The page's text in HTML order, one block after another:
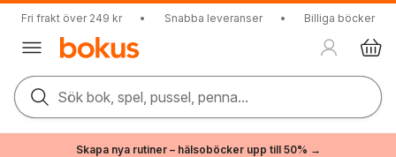
Fri frakt över 249 kr • Snabba leveranser • Billiga böcker
Sök bok, spel, pussel, penna...
Skapa nya rutiner – hälsoböcker upp till 50% →